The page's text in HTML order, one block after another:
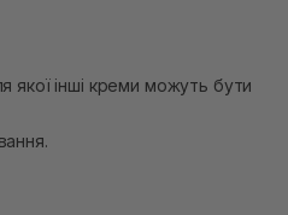
якої інші креми можуть бути